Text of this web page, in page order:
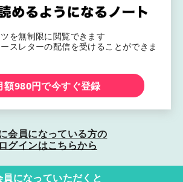
を無制限に閲覧できます
スレターの配信を受けることができま
額980円で今すぐ登録
会員になっている方の
ログインはこちらから
員になっていただくと